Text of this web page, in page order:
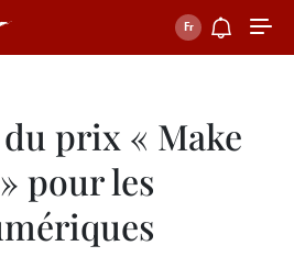
prix « Make
pour les